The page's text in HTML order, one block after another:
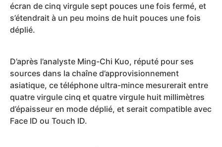
écran de cinq virgule sept pouces une fois fermé, et
s’étendrait à un peu moins de huit pouces une fois
déplié.
D’après l’analyste Ming-Chi Kuo, réputé pour ses
sources dans la chaîne d’approvisionnement
asiatique, ce téléphone ultra-mince mesurerait entre
quatre virgule cinq et quatre virgule huit millimètres
d’épaisseur en mode déplié, et serait compatible avec
Face ID ou Touch ID.